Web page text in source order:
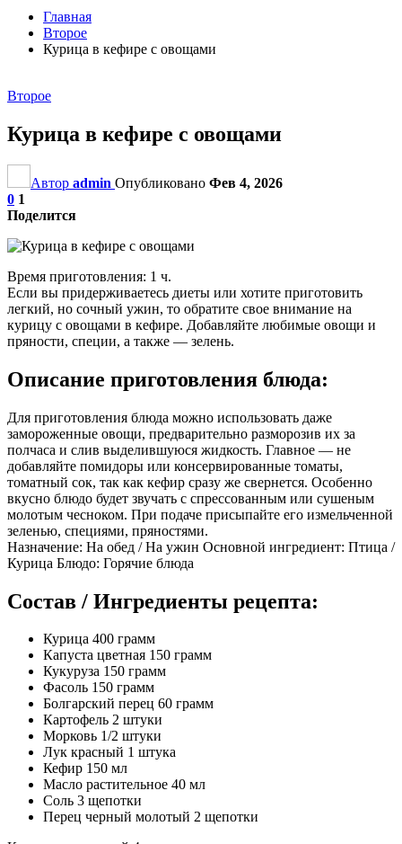
Главная
Второе
Курица в кефире с овощами
Второе
Курица в кефире с овощами
Автор admin Опубликовано Фев 4, 2026
0 1
Поделится
Время приготовления: 1 ч.
Если вы придерживаетесь диеты или хотите приготовить
легкий, но сочный ужин, то обратите свое внимание на
курицу с овощами в кефире. Добавляйте любимые овощи и
пряности, специи, а также — зелень.
Описание приготовления блюда:
Для приготовления блюда можно использовать даже
замороженные овощи, предварительно разморозив их за
полчаса и слив выделившуюся жидкость. Главное — не
добавляйте помидоры или консервированные томаты,
томатный сок, так как кефир сразу же свернется. Особенно
вкусно блюдо будет звучать с спрессованным или сушеным
молотым чесноком. При подаче присыпайте его измельченной
зеленью, специями, пряностями.
Назначение: На обед / На ужин Основной ингредиент: Птица /
Курица Блюдо: Горячие блюда
Состав / Ингредиенты рецепта:
Курица 400 грамм
Капуста цветная 150 грамм
Кукуруза 150 грамм
Фасоль 150 грамм
Болгарский перец 60 грамм
Картофель 2 штуки
Морковь 1/2 штуки
Лук красный 1 штука
Кефир 150 мл
Масло растительное 40 мл
Соль 3 щепотки
Перец черный молотый 2 щепотки